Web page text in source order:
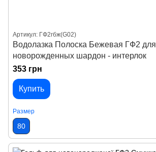
Артикул: ГФ2гбж(G02)
Водолазка Полоска Бежевая ГФ2 для
новорожденных шардон - интерлок
353 грн
Купить
Размер
80